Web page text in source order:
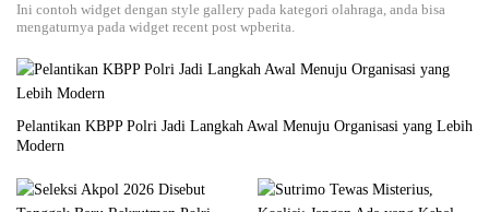
Ini contoh widget dengan style gallery pada kategori olahraga, anda bisa
mengaturnya pada widget recent post wpberita.
Pelantikan KBPP Polri Jadi Langkah Awal Menuju Organisasi yang Lebih
Modern